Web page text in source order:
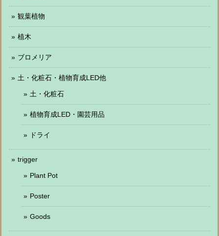
観葉植物
植木
ブロメリア
土・化粧石・植物育成LED他
土・化粧石
植物育成LED・園芸用品
ドライ
trigger
Plant Pot
Poster
Goods